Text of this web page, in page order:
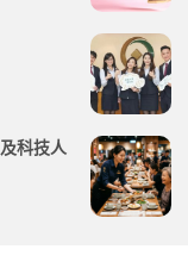
科技人